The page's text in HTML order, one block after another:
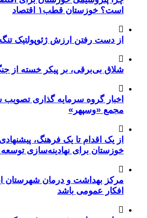
است؟ خوزستان قطب۱ اقتصاد
از دست رفتن ارزش ژئوپولتیک تنگه
شلاق‌ بی‌برقی، بر پیکر خسته‌ از جنگ
مجمع «وسپهر»
از یک اقدام تا یک فرهنگ، پیشنهادی به
خوزستان برای نهادینه‌سازی توسعه
مرکز بهداشت و درمان شهرستان ایذه
افکار عمومی باشد